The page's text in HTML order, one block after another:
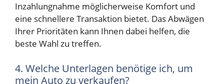
Inzahlungnahme möglicherweise Komfort und
eine schnellere Transaktion bietet. Das Abwägen
Ihrer Prioritäten kann Ihnen dabei helfen, die
beste Wahl zu treffen.
4. Welche Unterlagen benötige ich, um
mein Auto zu verkaufen?